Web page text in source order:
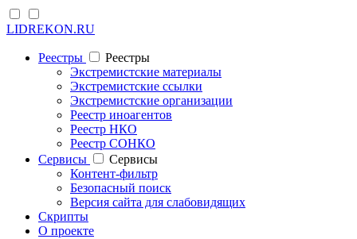
LIDREKON.RU
Реестры
Реестры
Экстремистские материалы
Экстремистские ссылки
Экстремистские организации
Реестр иноагентов
Реестр НКО
Реестр СОНКО
Cервисы
Cервисы
Контент-фильтр
Безопасный поиск
Версия сайта для слабовидящих
Скрипты
О проекте